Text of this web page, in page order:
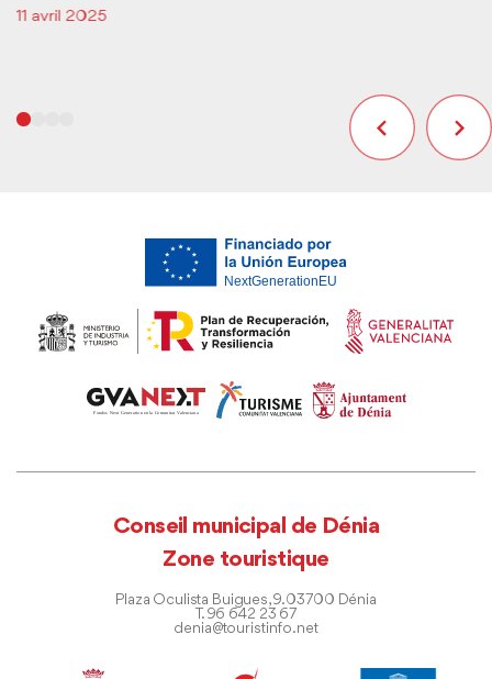
11 avril 2025
Conseil municipal de Dénia
Zone touristique
Plaza Oculista Buigues, 9. 03700 Dénia
T. 96 642 23 67
denia@touristinfo.net